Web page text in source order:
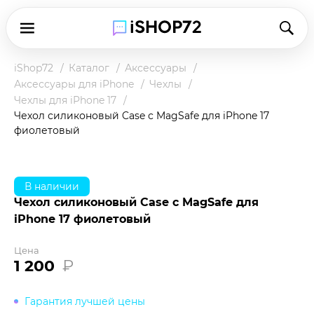
iShop72 Каталог
Аксессуары
Аксессуары для iPhone
Чехлы
Чехлы для iPhone 17
Чехол силиконовый Case с MagSafe для iPhone 17
фиолетовый
В наличии
Чехол силиконовый Case с MagSafe для
iPhone 17 фиолетовый
Цена
1 200 ₽
Гарантия лучшей цены